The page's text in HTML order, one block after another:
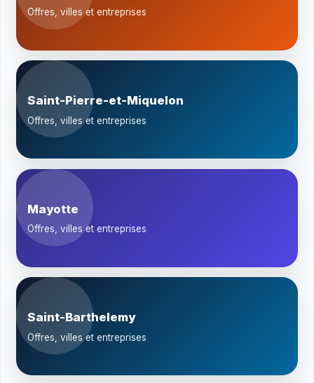
Offres, villes et entreprises
Saint-Pierre-et-Miquelon
Offres, villes et entreprises
Mayotte
Offres, villes et entreprises
Saint-Barthelemy
Offres, villes et entreprises